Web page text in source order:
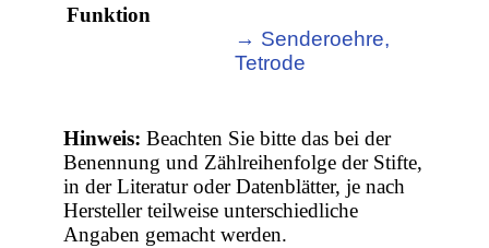
Funktion
→ Senderoehre,
Tetrode
Hinweis: Beachten Sie bitte das bei der
Benennung und Zählreihenfolge der Stifte,
in der Literatur oder Datenblätter, je nach
Hersteller teilweise unterschiedliche
Angaben gemacht werden.